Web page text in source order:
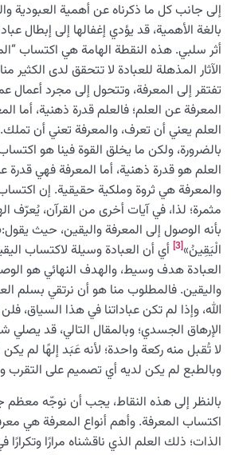
إلى جانب كل ما ذكرناه عن أهمية العبودية
بالغة الأهمية، قد يؤدي إغفالها إلى إبطال
أثر سلبي. هذه النقطة الهامة هي اكتساب
الآثار المذهلة للعبادة لا تتحقق لدى الكثير
تفتقر إلى المعرفة، وتتحول إلى مجرد أعمال
المعرفة عن العلم؛ فالعلم قدرة ذهنية، أما
العلم يعني أن تعرف، والمعرفة تعني أن
بالضرورة، ولكن ما يخلق القوة فينا هو
العلم هو قدرة ذهنية، أما المعرفة فهي قدرة
والمعرفة هي ثروة وملكية حقيقية. إن
مثمرة؛ لذا، في آيات أخرى من القرآن،
بأنه الوصول إلى المعرفة واليقين، حيث
الْيَقِينُ»[3]
أي أن العبادة وسيلة لاكتساب
العبادة هدف وسيط، والهدف النهائي هو
واليقين. فالمطلوب منا هو أن نرتقي بسلم
الله، وإذا لم تكن عباداتنا في هذا السياق،
الإرهاق الجسدي؛ وبالمقال التالي، قد
لا تُقبل منه ركعة واحدة؛ لأنه عَبَد إلهًا لم
وبالطبع لم يكن لديه أي تصميم على التقرب
بالنظر إلى هذه النقاط، يجب أن نوجّه معظم
اكتساب المعرفة. وأهم أنواع المعرفة هي
الذات؛ ذلك العلم الذي ناقشناه مرارًا